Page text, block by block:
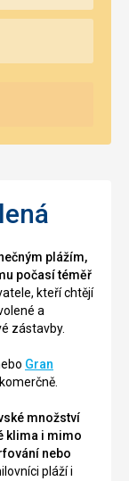
plážím,
počasí téměř
kteří chtějí
a
zástavby.
Gran
množství
klima i mimo
nebo
pláží i